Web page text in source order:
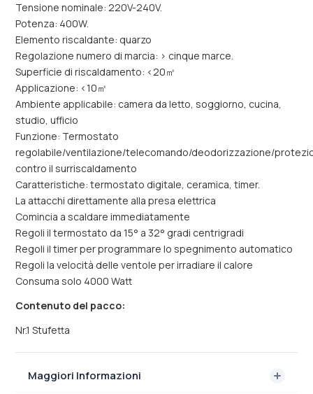
Tensione nominale: 220V-240V.
Potenza: 400W.
Elemento riscaldante: quarzo
Regolazione numero di marcia: > cinque marce.
Superficie di riscaldamento: <20㎡
Applicazione: <10㎡
Ambiente applicabile: camera da letto, soggiorno, cucina,
studio, ufficio
Funzione: Termostato
regolabile/ventilazione/telecomando/deodorizzazione/
contro il surriscaldamento
Caratteristiche: termostato digitale, ceramica, timer.
La attacchi direttamente alla presa elettrica
Comincia a scaldare immediatamente
Regoli il termostato da 15° a 32° gradi centrigradi
Regoli il timer per programmare lo spegnimento automatico
Regoli la velocità delle ventole per irradiare il calore
Consuma solo 4000 Watt
Contenuto del pacco:
Nr.1 Stufetta
Maggiori Informazioni